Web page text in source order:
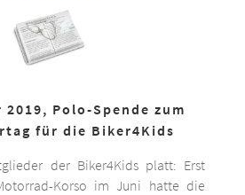
Polo-Spende zum
für die Biker4Kids
der Biker4Kids platt: Erst
Korso im Juni hatte die